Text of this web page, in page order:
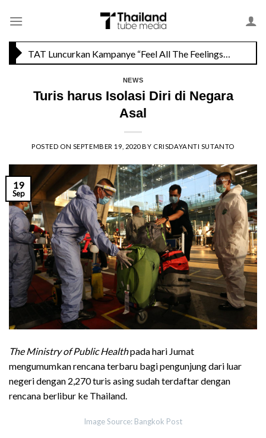
NEWS
Turis harus Isolasi Diri di Negara
Asal
POSTED ON SEPTEMBER 19, 2020BY CRISDAYANTI SUTANTO
19
Sep
The Ministry of Public Healthpada hari Jumat
mengumumkan rencana terbaru bagi pengunjung dari luar
negeri dengan 2,270 turis asing sudah terdaftar dengan
rencana berlibur ke Thailand.
Image Source: Bangkok Post